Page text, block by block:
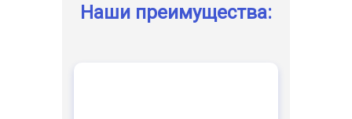
Наши преимущества: